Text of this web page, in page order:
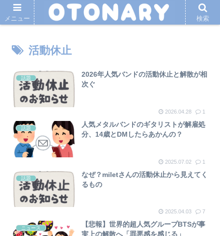
活動休止
話題
2026年人気バンドの活動休止と解散が相
次ぐ
2026.04.28 1
話題
人気メタルバンドのギタリストが解雇処
分、14歳とDMしたらあかんの？
2025.07.02 1
話題
なぜ？miletさんの活動休止から見えてく
るもの
2025.04.03 7
ニュース
【悲報】世界的超人気グループBTSが事
実上の解散へ「罪悪感を感じる」
メニュー 検索